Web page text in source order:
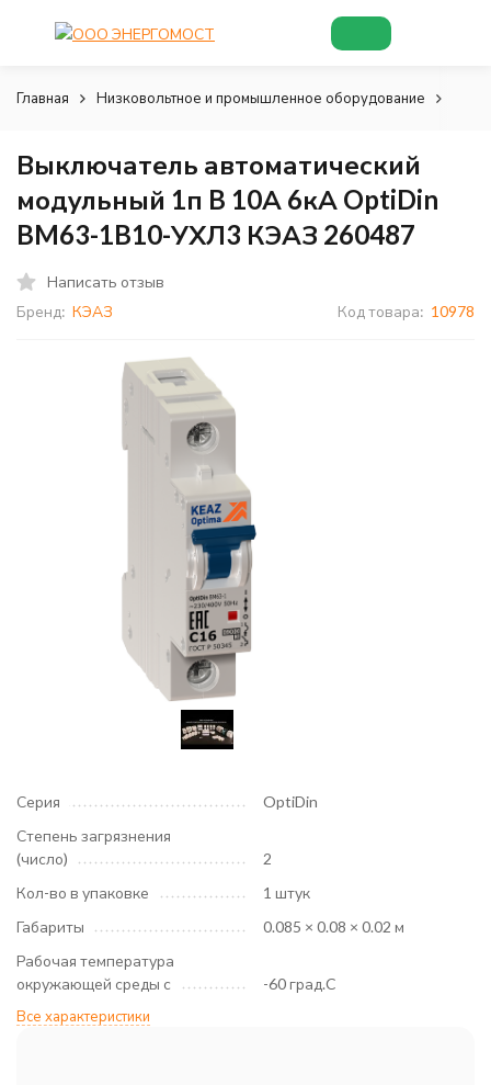
Главная Низковольтное и промышленное оборудование
Выключатель автоматический
модульный 1п B 10А 6кА OptiDin
BM63-1B10-УХЛ3 КЭАЗ 260487
Написать отзыв
Бренд: КЭАЗ Код товара: 10978
Серия
OptiDin
Степень загрязнения
(число)
2
Кол-во в упаковке
1 штук
Габариты
0.085 × 0.08 × 0.02 м
Рабочая температура
окружающей среды с
-60 град.C
Все характеристики